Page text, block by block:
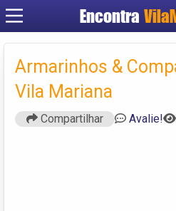
Encontra
Criar
Armarinhos &
Vila Mariana
Compartilhar Avalie!